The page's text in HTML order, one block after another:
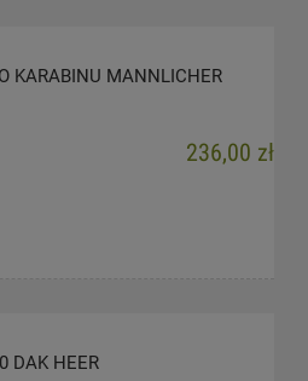
KARABINU MANNLICHER
236,00 zł
DAK HEER